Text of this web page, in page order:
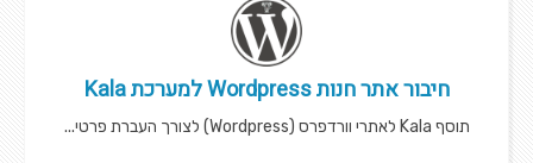
חיבור אתר חנות Wordpress למערכת Kala
תוסף Kala לאתרי וורדפרס (Wordpress) לצורך העברת פרטי...